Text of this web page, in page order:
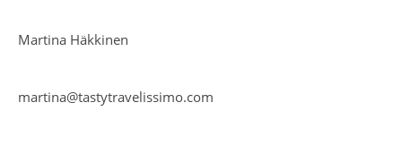
Martina Häkkinen
martina@tastytravelissimo.com